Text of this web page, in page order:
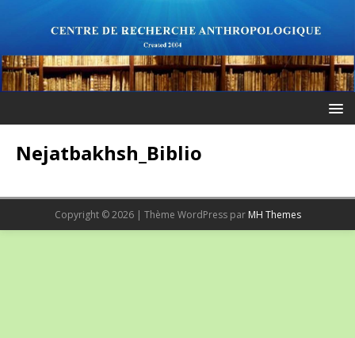
Nejatbakhsh_Biblio
Copyright © 2026 | Thème WordPress par MH Themes